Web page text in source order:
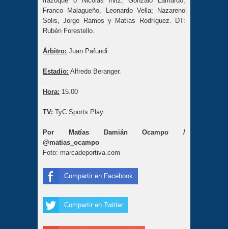
Franco Malagueño, Leonardo Vella; Nazareno
Solis, Jorge Ramos y Matías Rodríguez. DT:
Rubén Forestello.
Árbitro: Juan Pafundi.
Estadio: Alfredo Beranger.
Hora: 15.00
TV: TyC Sports Play.
Por Matías Damián Ocampo /
@matias_ocampo
Foto: marcadeportiva.com
Compartir en Facebook
Compartir en Twitter